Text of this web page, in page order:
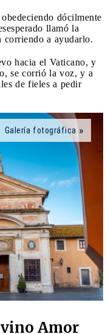
dócilmente
llamó la
corriendo a ayudarlo.
hacia el Vaticano, y
se corrió la voz, y a
de fieles a pedir
Galería fotográfica
Amor